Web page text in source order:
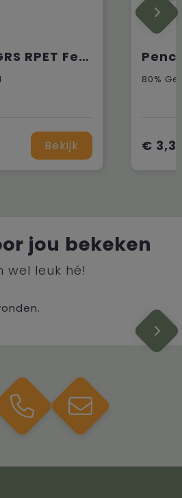
Pencil Case GRS RPET Felt etui
Bekijk €
jou bekeken
wel leuk hé!